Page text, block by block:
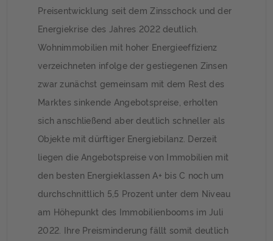
Preisentwicklung seit dem Zinsschock und der
Energiekrise des Jahres 2022 deutlich.
Wohnimmobilien mit hoher Energieeffizienz
verzeichneten infolge der gestiegenen Zinsen
zwar zunächst gemeinsam mit dem Rest des
Marktes sinkende Angebotspreise, erholten
sich anschließend aber deutlich schneller als
Objekte mit dürftiger Energiebilanz. Derzeit
liegen die Angebotspreise von Immobilien mit
den besten Energieklassen A+ bis C noch um
durchschnittlich 5,5 Prozent unter dem Niveau
am Höhepunkt des Immobilienbooms im Juli
2022. Ihre Preisminderung fällt somit deutlich